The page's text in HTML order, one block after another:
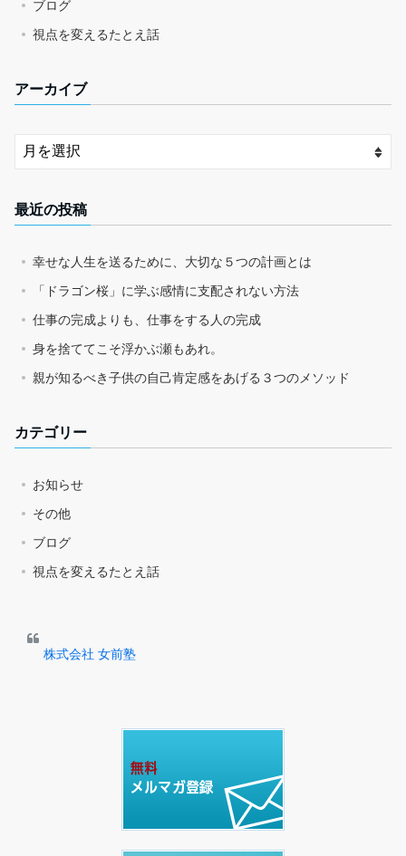
ブログ
視点を変えるたとえ話
アーカイブ
最近の投稿
幸せな人生を送るために、大切な５つの計画とは
「ドラゴン桜」に学ぶ感情に支配されない方法
仕事の完成よりも、仕事をする人の完成
身を捨ててこそ浮かぶ瀬もあれ。
親が知るべき子供の自己肯定感をあげる３つのメソッド
カテゴリー
お知らせ
その他
ブログ
視点を変えるたとえ話
株式会社 女前塾